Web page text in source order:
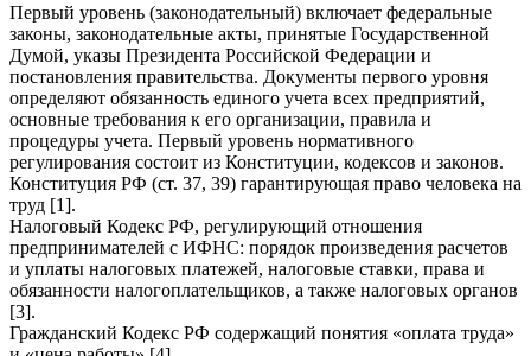
Первый уровень (законодательный) включает федеральные
законы, законодательные акты, принятые Государственной
Думой, указы Президента Российской Федерации и
постановления правительства. Документы первого уровня
определяют обязанность единого учета всех предприятий,
основные требования к его организации, правила и
процедуры учета. Первый уровень нормативного
регулирования состоит из Конституции, кодексов и законов.
Конституция РФ (ст. 37, 39) гарантирующая право человека на
труд [1].
Налоговый Кодекс РФ, регулирующий отношения
предпринимателей с ИФНС: порядок произведения расчетов
и уплаты налоговых платежей, налоговые ставки, права и
обязанности налогоплательщиков, а также налоговых органов
[3].
Гражданский Кодекс РФ содержащий понятия «оплата труда»